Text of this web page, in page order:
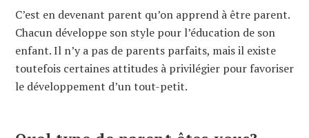
C’est en devenant parent qu’on apprend à être parent.
Chacun développe son style pour l’éducation de son
enfant. Il n’y a pas de parents parfaits, mais il existe
toutefois certaines attitudes à privilégier pour favoriser
le développement d’un tout-petit.